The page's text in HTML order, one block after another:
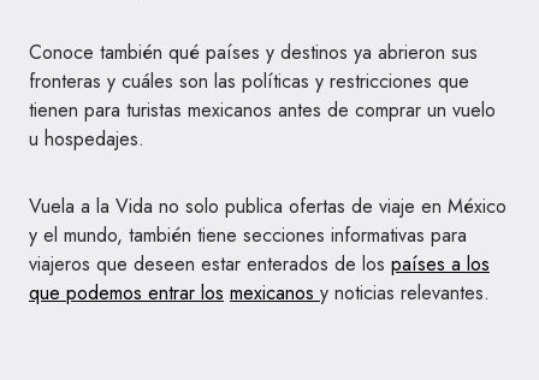
Conoce también qué países y destinos ya abrieron sus
fronteras y cuáles son las políticas y restricciones que
tienen para turistas mexicanos antes de comprar un vuelo
u hospedajes.
Vuela a la Vida no solo publica ofertas de viaje en México
y el mundo, también tiene secciones informativas para
viajeros que deseen estar enterados de los países a los
que podemos entrar los mexicanos y noticias relevantes.